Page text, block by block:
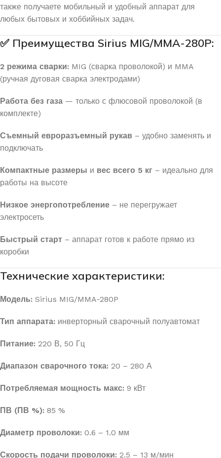
также получаете мобильный и удобный аппарат для
любых бытовых и хоббийных задач.
✅ Преимущества Sirius MIG/MMA-280P:
2 режима сварки: MIG (сварка проволокой) и MMA
(ручная дуговая сварка электродами)
Работа без газа — только с флюсовой проволокой (в
комплекте)
Съемный евроразъемный рукав – удобно заменять и
подключать
Компактные размеры и вес всего 5 кг – идеально для
работы на высоте
Низкое энергопотребление – не перегружает
электросеть
Быстрый старт – аппарат готов к работе прямо из
коробки
Технические характеристики:
Модель: Sirius MIG/MMA-280P
Тип аппарата: инверторный сварочный полуавтомат
Питание: 220 В, 50 Гц
Диапазон сварочного тока: 20 – 280 А
Потребляемая мощность макс: 9 кВт
ПВ (ПВ %): 85 %
Диаметр проволоки: 0.6 – 1.0 мм
Скорость подачи проволоки: 2.5 – 13 м/мин